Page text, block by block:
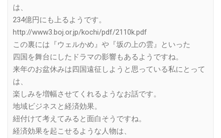
は、
234億円にも上るようです。
http://www3.boj.or.jp/kochi/pdf/2110k.pdf
この裏には『ウェルかめ』や『坂の上の雲』といった
四国を舞台にしたドラマの影響もあるようですね。
来年のお盆休みは四国遠征しようと思っている私にとって
は、
楽しみを増幅させてくれるようなお話です。
地域ビジネスと経済効果。
紐付けて考えてみると面白そうですね。
経済効果を起こせるような人物は、